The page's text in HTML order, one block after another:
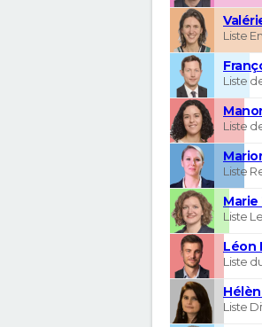
Liste
Liste
Liste
Liste
Liste
Léon
Liste
Liste